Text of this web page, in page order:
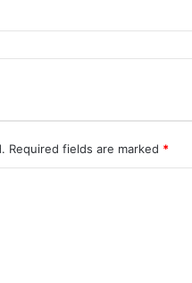
Required fields are marked *